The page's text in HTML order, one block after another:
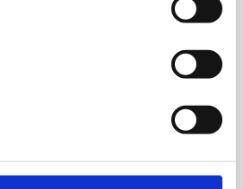
Dette understel er meget
elegant. Det er et understel som
Vi prismatcher